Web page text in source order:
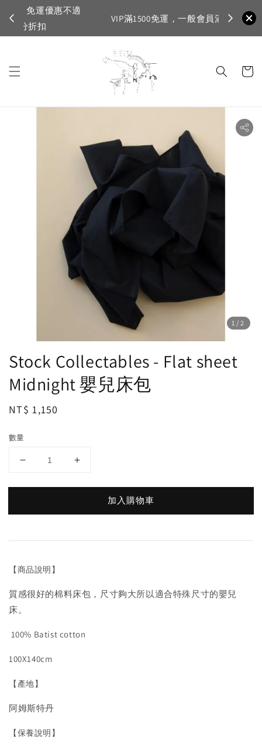
VIP滿1500免運，一般會員滿3500免運
首購登入
1 /2
Stock Collectables - Flat sheet
Midnight 嬰兒床包
Regular
NT$ 1,150
數量
加入購物車
【商品說明】
質感很好的棉料床包，尺寸夠大所以適合特殊尺寸的嬰兒
床。
100% Batist cotton
100X140cm
【產地】
阿姆斯特丹
【保養說明】